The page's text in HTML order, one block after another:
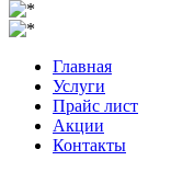
Главная
Услуги
Прайс лист
Акции
Контакты